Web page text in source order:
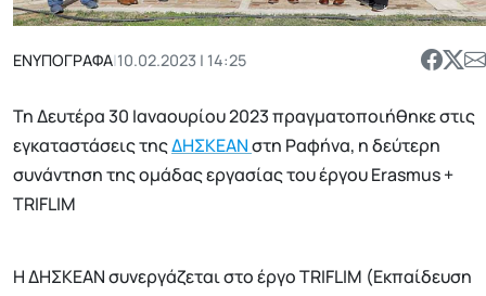
ΕΝΥΠΟΓΡΑΦΑ|10.02.2023 | 14:25
Τη Δευτέρα 30 Ιαναουρίου 2023 πραγματοποιήθηκε στις
εγκαταστάσεις τηςΔΗΣΚΕΑΝστη Ραφήνα, η δεύτερη
συνάντηση της ομάδας εργασίας του έργου Erasmus +
TRIFLIM
Η ΔΗΣΚΕΑΝ συνεργάζεται στο έργο TRIFLIM (Εκπαίδευση